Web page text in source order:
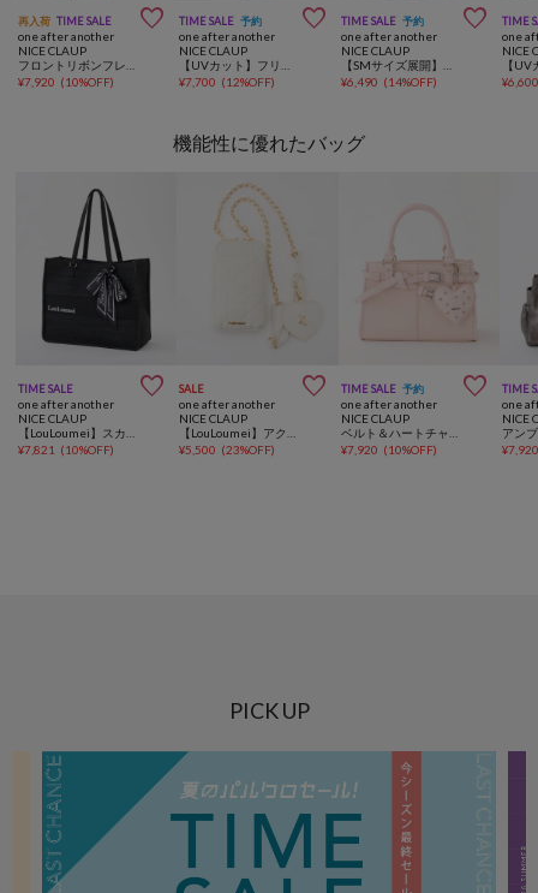
再入荷 TIME SALE 
one after another
NICE CLAUP
¥7,920 (10%OFF)
TIME SALE 予約 
one after another
NICE CLAUP
¥7,700 (12%OFF)
TIME SALE 予約 
one after another
NICE CLAUP
¥6,490 (14%OFF)
TIME
one
NICE
¥
機能性に優れたバッグ
TIME SALE 
one after another
NICE CLAUP
¥7,821 (10%OFF)
SALE 
one after another
NICE CLAUP
¥5,500 (23%OFF)
TIME SALE 予約 
one after another
NICE CLAUP
¥7,920 (10%OFF)
TIME
one
NICE
¥
PICK UP